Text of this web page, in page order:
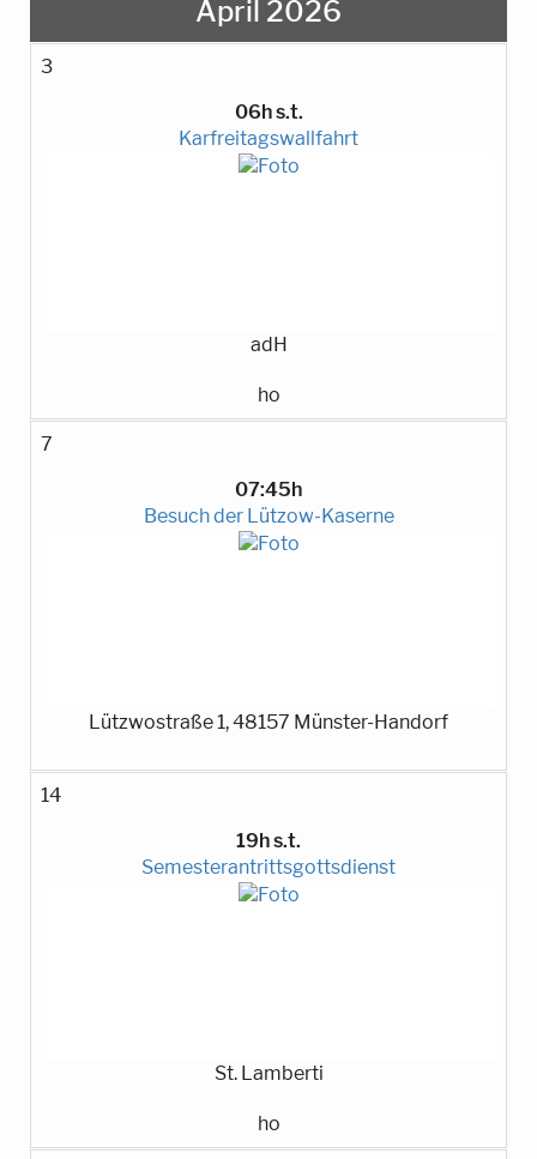
April 2026
3
06h s.t.
Karfreitagswallfahrt
adH
ho
7
07:45h
Besuch der Lützow-Kaserne
Lützwostraße 1, 48157 Münster-Handorf
14
19h s.t.
Semesterantrittsgottsdienst
St. Lamberti
ho